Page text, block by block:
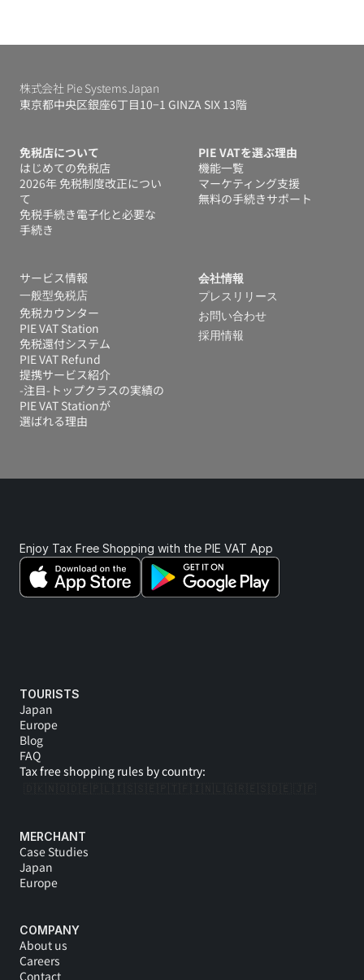
株式会社 Pie Systems Japan
東京都中央区銀座6丁目10−1 GINZA SIX 13階
免税店について
はじめての免税店
2026年 免税制度改正につい
て
免税手続き電子化と必要な
手続き
PIE VATを選ぶ理由
機能一覧
マーケティング支援
無料の手続きサポート
サービス情報
一般型免税店
免税カウンター
PIE VAT Station
免税還付システム
PIE VAT Refund
提携サービス紹介
-注目-トップクラスの実績の
PIE VAT Stationが
選ばれる理由
会社情報
プレスリリース
お問い合わせ
採用情報
Enjoy Tax Free Shopping with the PIE VAT App
TOURISTS
Japan
Europe
Blog
FAQ
Tax free shopping rules by country:
MERCHANT
Case Studies
Japan
Europe
COMPANY
About us
Careers
Contact